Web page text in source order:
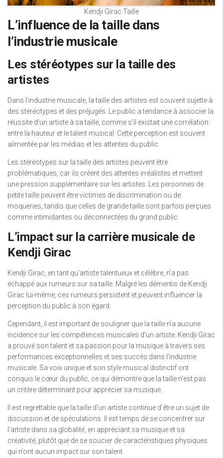
Kendji Girac Taille
L’influence de la taille dans
l’industrie musicale
Les stéréotypes sur la taille des
artistes
Dans l’industrie musicale, la taille des artistes est souvent sujette à
des stéréotypes et des préjugés. Le public a tendance à associer la
réussite d’un artiste à sa taille, comme s’il existait une corrélation
entre la hauteur et le talent musical. Cette perception est souvent
alimentée par les médias et les attentes du public.
Les stéréotypes sur la taille des artistes peuvent être
problématiques, car ils créent des attentes irréalistes et mettent
une pression supplémentaire sur les artistes. Les personnes de
petite taille peuvent être victimes de discrimination ou de
moqueries, tandis que celles de grande taille sont parfois perçues
comme intimidantes ou déconnectées du grand public.
L’impact sur la carrière musicale de
Kendji Girac
Kendji Girac, en tant qu’artiste talentueux et célèbre, n’a pas
échappé aux rumeurs sur sa taille. Malgré les démentis de Kendji
Girac lui-même, ces rumeurs persistent et peuvent influencer la
perception du public à son égard.
Cependant, il est important de souligner que la taille n’a aucune
incidence sur les compétences musicales d’un artiste. Kendji Girac
a prouvé son talent et sa passion pour la musique à travers ses
performances exceptionnelles et ses succès dans l’industrie
musicale. Sa voix unique et son style musical distinctif ont
conquis le cœur du public, ce qui démontre que la taille n’est pas
un critère déterminant pour apprécier sa musique.
Il est regrettable que la taille d’un artiste continue d’être un sujet de
discussion et de spéculations. Il est temps de se concentrer sur
l’artiste dans sa globalité, en appréciant sa musique et sa
créativité, plutôt que de se soucier de caractéristiques physiques
qui n’ont aucun impact sur son talent.